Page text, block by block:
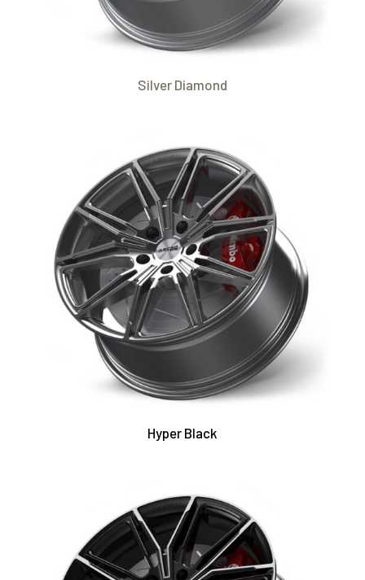
Silver Diamond
Hyper Black